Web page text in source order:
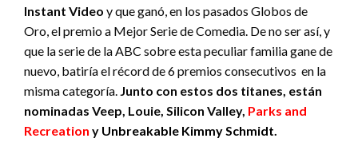
Instant Video y que ganó, en los pasados Globos de
Oro, el premio a Mejor Serie de Comedia. De no ser así, y
que la serie de la ABC sobre esta peculiar familia gane de
nuevo, batiría el récord de 6 premios consecutivos en la
misma categoría. Junto con estos dos titanes, están
nominadas Veep, Louie, Silicon Valley, Parks and
Recreation y Unbreakable Kimmy Schmidt.